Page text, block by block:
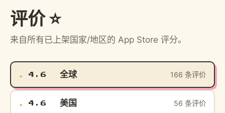
评价 ⭐
来自所有已上架国家/地区的 App Store 评分。
★ 4.6 全球 166 条评价
★ 4.6 美国 56 条评价